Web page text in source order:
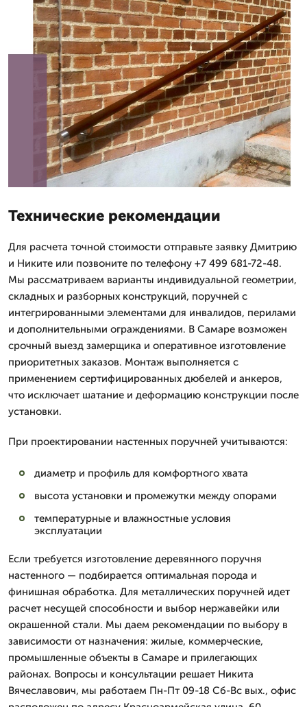
Технические рекомендации
Для расчета точной стоимости отправьте заявку Дмитрию
и Никите или позвоните по телефону +7 499 681-72-48.
Мы рассматриваем варианты индивидуальной геометрии,
складных и разборных конструкций, поручней с
интегрированными элементами для инвалидов, перилами
и дополнительными ограждениями. В Самаре возможен
срочный выезд замерщика и оперативное изготовление
приоритетных заказов. Монтаж выполняется с
применением сертифицированных дюбелей и анкеров,
что исключает шатание и деформацию конструкции после
установки.
При проектировании настенных поручней учитываются:
диаметр и профиль для комфортного хвата
высота установки и промежутки между опорами
температурные и влажностные условия
эксплуатации
Если требуется изготовление деревянного поручня
настенного — подбирается оптимальная порода и
финишная обработка. Для металлических поручней идет
расчет несущей способности и выбор нержавейки или
окрашенной стали. Мы даем рекомендации по выбору в
зависимости от назначения: жилые, коммерческие,
промышленные объекты в Самаре и прилегающих
районах. Вопросы и консультации решает Никита
Вячеславович, мы работаем Пн-Пт 09-18 Сб-Вс вых., офис